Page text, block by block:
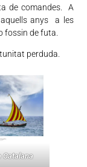
de comandes. A
anys a les
fossin de futa.
perduda.
Catalana